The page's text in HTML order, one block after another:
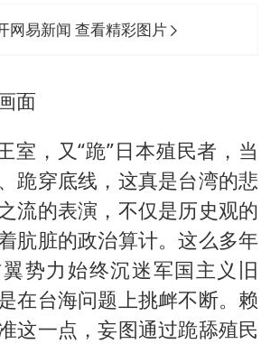
网易新闻 查看精彩图片
面
室，又“跪”日本殖民者，当
跪穿底线，这真是台湾的悲
流的表演，不仅是历史观的
肮脏的政治算计。这么多年
势力始终沉迷军国主义旧
在台海问题上挑衅不断。赖
这一点，妄图通过跪舔殖民